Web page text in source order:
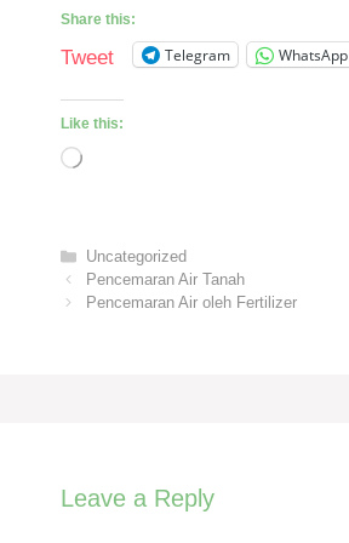
Share this:
Tweet Telegram WhatsApp
Like this:
Loading…
Categories
Uncategorized
Pencemaran Air Tanah
Pencemaran Air oleh Fertilizer
Leave a Reply